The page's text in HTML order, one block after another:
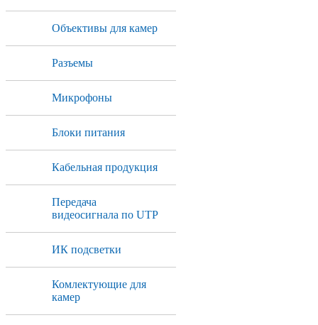
Объективы для камер
Разъемы
Микрофоны
Блоки питания
Кабельная продукция
Передача
видеосигнала по UTP
ИК подсветки
Комлектующие для
камер